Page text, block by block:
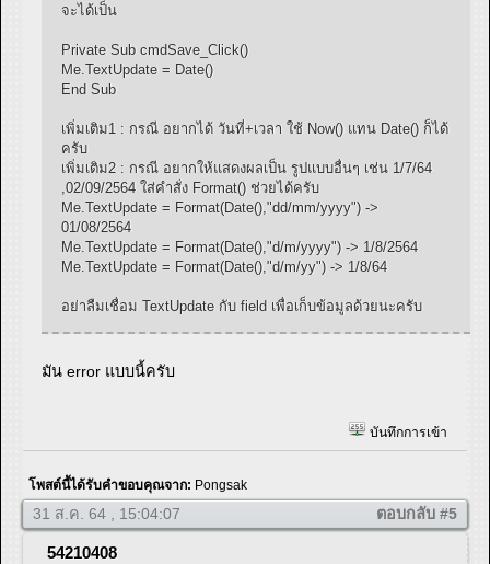
จะได้เป็น
Private Sub cmdSave_Click()
Me.TextUpdate = Date()
End Sub
เพิ่มเติม1 : กรณี อยากได้ วันที่+เวลา ใช้ Now() แทน Date() ก็ได้
ครับ
เพิ่มเติม2 : กรณี อยากให้แสดงผลเป็น รูปแบบอื่นๆ เช่น 1/7/64
,02/09/2564 ใส่คำสั่ง Format() ช่วยได้ครับ
Me.TextUpdate = Format(Date(),"dd/mm/yyyy") ->
01/08/2564
Me.TextUpdate = Format(Date(),"d/m/yyyy") -> 1/8/2564
Me.TextUpdate = Format(Date(),"d/m/yy") -> 1/8/64
อย่าลืมเชื่อม TextUpdate กับ field เพื่อเก็บข้อมูลด้วยนะครับ
มัน error แบบนี้ครับ
บันทึกการเข้า
โพสต์นี้ได้รับคำขอบคุณจาก: Pongsak
31 ส.ค. 64 , 15:04:07 ตอบกลับ #5
54210408